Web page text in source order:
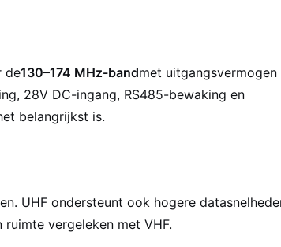
de130–174 MHz-bandmet uitgangsvermogen
28V DC-ingang, RS485-bewaking en
belangrijkst is.
UHF ondersteunt ook hogere
vergeleken met VHF.